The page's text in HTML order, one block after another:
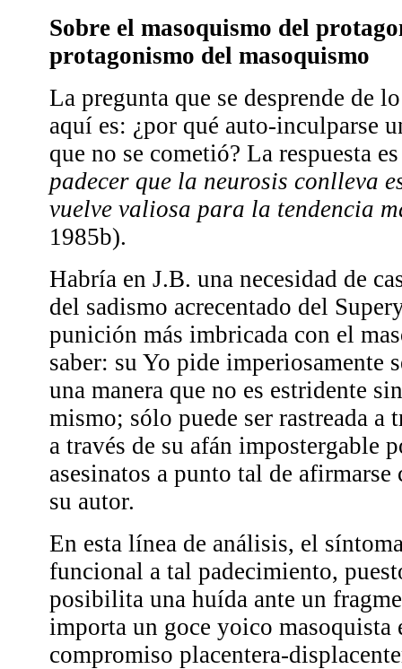
Sobre el masoquismo del
protagonismo del masoquismo
La pregunta que se desprende de
aquí es: ¿por qué auto-inculparse
que no se cometió? La respuesta
padecer que la neurosis conlleva
vuelve valiosa para la tendencia
1985b).
Habría en J.B. una necesidad de
del sadismo acrecentado del
punición más imbricada con el
saber: su Yo pide imperiosamente
una manera que no es estridente
mismo; sólo puede ser rastreada a
a través de su afán impostergable
asesinatos a punto tal de
su autor.
En esta línea de análisis, el
funcional a tal padecimiento,
posibilita una huída ante un
importa un goce yoico masoquista
compromiso placentera-